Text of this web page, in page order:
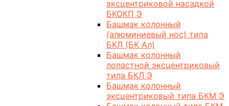
эксцентриковой насадкой
БКОКП Э
Башмак колонный
(алюминиевый нос) типа
БКЛ (БК Ал)
Башмак колонный
лопастной эксцентриковый
типа БКЛ Э
Башмак колонный
эксцентриковый типа БКМ Э